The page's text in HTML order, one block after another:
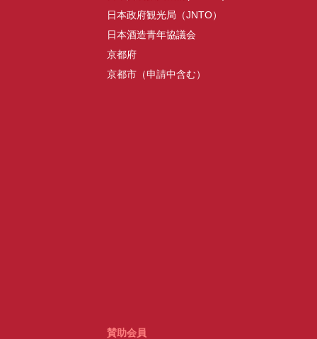
日本政府観光局（JNTO）
日本酒造青年協議会
京都府
京都市（申請中含む）
賛助会員